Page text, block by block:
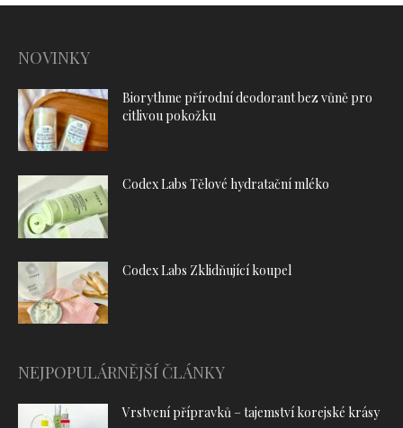
NOVINKY
Biorythme přírodní deodorant bez vůně pro
citlivou pokožku
Codex Labs Tělové hydratační mléko
Codex Labs Zklidňující koupel
NEJPOPULÁRNĚJŠÍ ČLÁNKY
Vrstvení přípravků – tajemství korejské krásy